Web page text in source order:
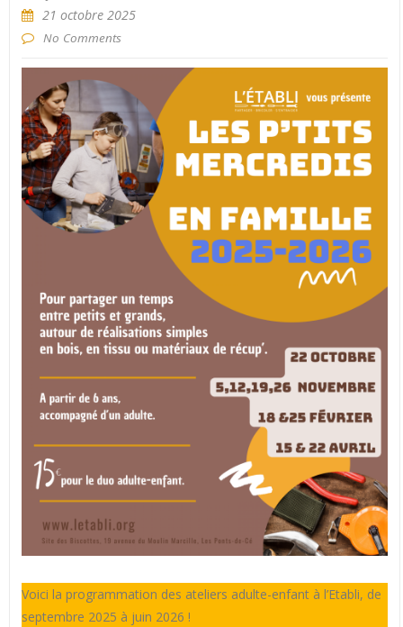
21 octobre 2025
No Comments
Voici la programmation des ateliers adulte-enfant à l’Etabli, de
septembre 2025 à juin 2026 !